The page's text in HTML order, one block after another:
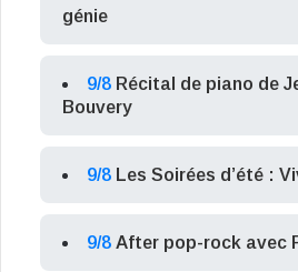
génie
9/8 Récital de piano de
Bouvery
9/8 Les Soirées d’été :
9/8 After pop-rock avec